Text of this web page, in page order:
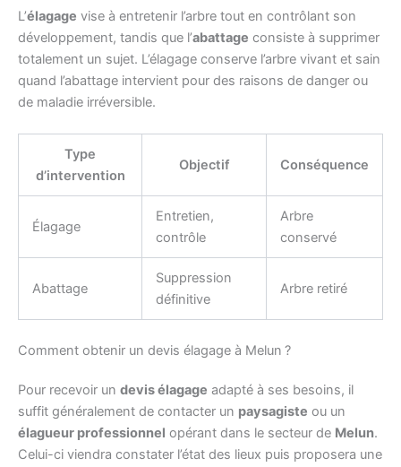
L’élagage vise à entretenir l’arbre tout en contrôlant son
développement, tandis que l’abattage consiste à supprimer
totalement un sujet. L’élagage conserve l’arbre vivant et sain
quand l’abattage intervient pour des raisons de danger ou
de maladie irréversible.
Type
d’intervention
Objectif Conséquence
Élagage
Entretien,
contrôle
Arbre
conservé
Abattage
Suppression
définitive
Arbre retiré
Comment obtenir un devis élagage à Melun ?
Pour recevoir un devis élagage adapté à ses besoins, il
suffit généralement de contacter un paysagiste ou un
élagueur professionnel opérant dans le secteur de Melun.
Celui-ci viendra constater l’état des lieux puis proposera une